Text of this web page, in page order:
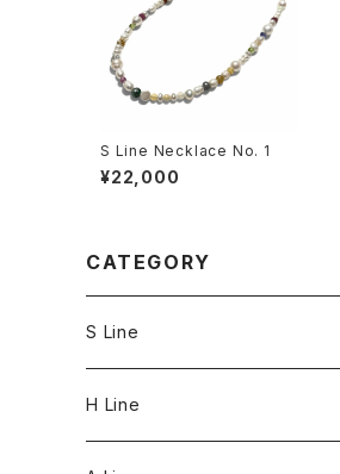
S Line Necklace No. 1
¥22,000
CATEGORY
S Line
S Line Ring & Earrings
H Line